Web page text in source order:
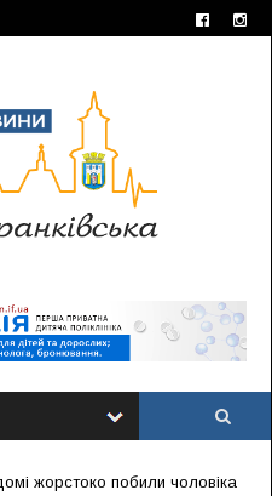
жорстоко побили чоловіка